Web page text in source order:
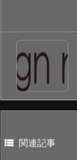
 関連記事